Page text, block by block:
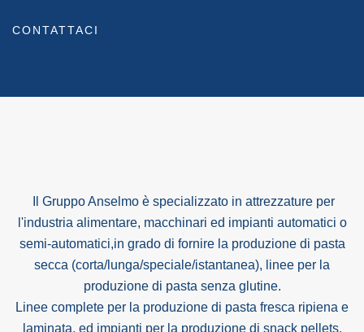
CONTATTACI
Il Gruppo Anselmo è specializzato in attrezzature per
l'industria alimentare, macchinari ed impianti automatici o
semi-automatici,in grado di fornire la produzione di pasta
secca (corta/lunga/speciale/istantanea), linee per la
produzione di pasta senza glutine.
Linee complete per la produzione di pasta fresca ripiena e
laminata, ed impianti per la produzione di snack pellets,